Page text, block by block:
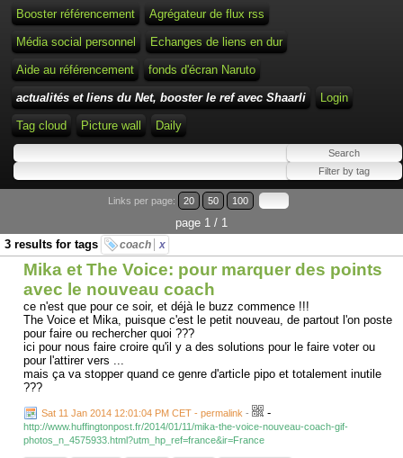
Booster référencement Agrégateur de flux rss
Média social personnel Echanges de liens en dur
Aide au référencement fonds d'écran Naruto
actualités et liens du Net, booster le ref avec Shaarli Login
Tag cloud Picture wall Daily
Links per page: 20 50 100
page 1 / 1
3 results for tags
coach x
Mika et The Voice: pour marquer des points
avec le nouveau coach
ce n'est que pour ce soir, et déjà le buzz commence !!!
The Voice et Mika, puisque c'est le petit nouveau, de partout l'on poste
pour faire ou rechercher quoi ???
ici pour nous faire croire qu'il y a des solutions pour le faire voter ou
pour l'attirer vers ...
mais ça va stopper quand ce genre d'article pipo et totalement inutile
???
Sat 11 Jan 2014 12:01:04 PM CET - permalink - -
http://www.huffingtonpost.fr/2014/01/11/mika-the-voice-nouveau-coach-gif-
photos_n_4575933.html?utm_hp_ref=france&ir=France